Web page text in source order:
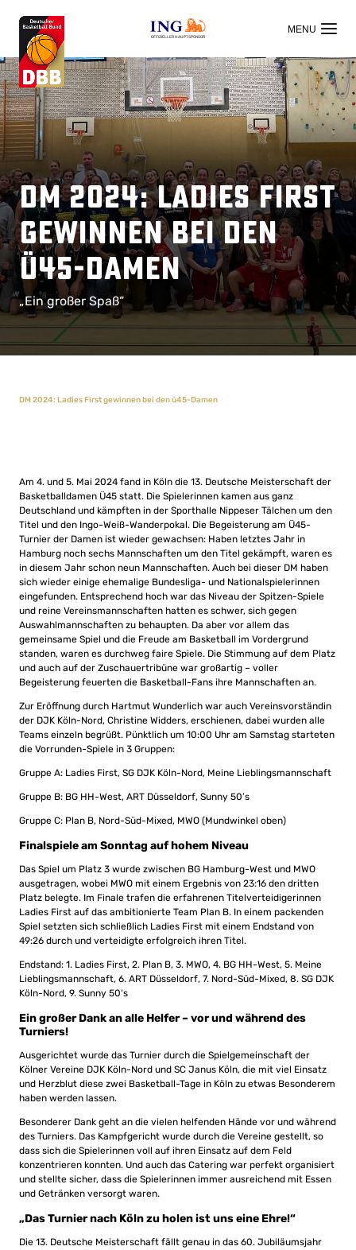
OFFIZIELLER HAUPTSPONSOR
DM 2024: Ladies First
gewinnen bei den
ü45-Damen
„Ein großer Spaß“
DM 2024: Ladies First gewinnen bei den ü45-Damen
Am 4. und 5. Mai 2024 fand in Köln die 13. Deutsche Meisterschaft der
Basketballdamen Ü45 statt. Die Spielerinnen kamen aus ganz
Deutschland und kämpften in der Sporthalle Nippeser Tälchen um den
Titel und den Ingo-Weiß-Wanderpokal. Die Begeisterung am Ü45-
Turnier der Damen ist wieder gewachsen: Haben letztes Jahr in
Hamburg noch sechs Mannschaften um den Titel gekämpft, waren es
in diesem Jahr schon neun Mannschaften. Auch bei dieser DM haben
sich wieder einige ehemalige Bundesliga- und National­spieler­innen
eingefunden. Entsprechend hoch war das Niveau der Spitzen-Spiele
und reine Vereins­mann­schaften hatten es schwer, sich gegen
Auswahlmannschaften zu behaupten. Da aber vor allem das
gemeinsame Spiel und die Freude am Basketball im Vordergrund
standen, waren es durchweg faire Spiele. Die Stimmung auf dem Platz
und auch auf der Zuschauertribüne war großartig – voller
Begeisterung feuerten die Basketball-Fans ihre Mannschaften an.
Zur Eröffnung durch Hartmut Wunderlich war auch Vereinsvorständin
der DJK Köln-Nord, Christine Widders, erschienen, dabei wurden alle
Teams einzeln begrüßt. Pünktlich um 10:00 Uhr am Samstag starteten
die Vorrunden-Spiele in 3 Gruppen:
Gruppe A: Ladies First, SG DJK Köln-Nord, Meine Lieblingsmannschaft
Gruppe B: BG HH-West, ART Düsseldorf, Sunny 50’s
Gruppe C: Plan B, Nord-Süd-Mixed, MWO (Mundwinkel oben)
Finalspiele am Sonntag auf hohem Niveau
Das Spiel um Platz 3 wurde zwischen BG Hamburg-West und MWO
ausgetragen, wobei MWO mit einem Ergebnis von 23:16 den dritten
Platz belegte. Im Finale trafen die erfahrenen Titel­ver­teidi­gerinnen
Ladies First auf das ambitionierte Team Plan B. In einem packenden
Spiel setzten sich schließlich Ladies First mit einem Endstand von
49:26 durch und verteidigte erfolgreich ihren Titel.
Endstand: 1. Ladies First, 2. Plan B, 3. MWO, 4. BG HH-West, 5. Meine
Lieblings­mann­schaft, 6. ART Düsseldorf, 7. Nord-Süd-Mixed, 8. SG DJK
Köln-Nord, 9. Sunny 50‘s
Ein großer Dank an alle Helfer – vor und während des
Turniers!
Ausgerichtet wurde das Turnier durch die Spielgemeinschaft der
Kölner Vereine DJK Köln-Nord und SC Janus Köln, die mit viel Einsatz
und Herzblut diese zwei Basketball-Tage in Köln zu etwas Besonderem
haben werden lassen.
Besonderer Dank geht an die vielen helfenden Hände vor und während
des Turniers. Das Kampfgericht wurde durch die Vereine gestellt, so
dass sich die Spielerinnen voll auf ihren Einsatz auf dem Feld
konzentrieren konnten. Und auch das Catering war perfekt organisiert
und stellte sicher, dass die Spielerinnen immer ausreichend mit Essen
und Getränken versorgt waren.
„Das Turnier nach Köln zu holen ist uns eine Ehre!“
Die 13. Deutsche Meisterschaft fällt genau in das 60. Jubiläumsjahr